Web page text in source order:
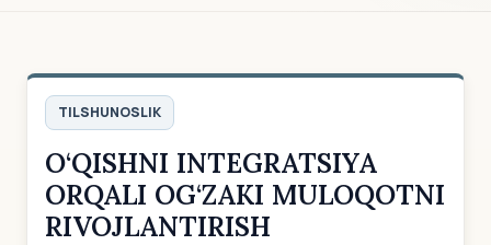
TILSHUNOSLIK
O‘QISHNI INTEGRATSIYA
ORQALI OG‘ZAKI MULOQOTNI
RIVOJLANTIRISH